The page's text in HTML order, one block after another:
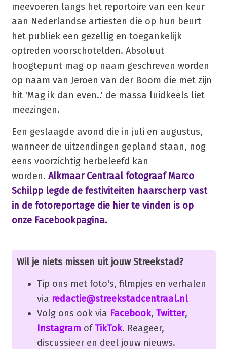
meevoeren langs het reportoire van een keur
aan Nederlandse artiesten die op hun beurt
het publiek een gezellig en toegankelijk
optreden voorschotelden. Absoluut
hoogtepunt mag op naam geschreven worden
op naam van Jeroen van der Boom die met zijn
hit 'Mag ik dan even..' de massa luidkeels liet
meezingen.
Een geslaagde avond die in juli en augustus,
wanneer de uitzendingen gepland staan, nog
eens voorzichtig herbeleefd kan
worden. Alkmaar Centraal fotograaf Marco
Schilpp legde de festiviteiten haarscherp vast
in de fotoreportage die hier te vinden is op
onze Facebookpagina.
Wil je niets missen uit jouw Streekstad?
Tip ons met foto's, filmpjes en verhalen
via redactie@streekstadcentraal.nl
Volg ons ook via Facebook, Twitter,
Instagram ofTikTok. Reageer,
discussieer en deel jouw nieuws.